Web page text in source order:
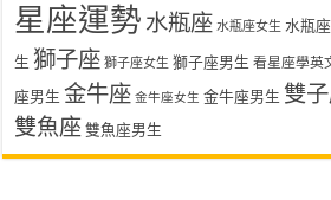
星座運勢 水瓶座 水瓶座女生 水瓶
生 獅子座 獅子座女生 獅子座男生 看星座學英
座男生 金牛座 金牛座女生 金牛座男生 雙
雙魚座 雙魚座男生